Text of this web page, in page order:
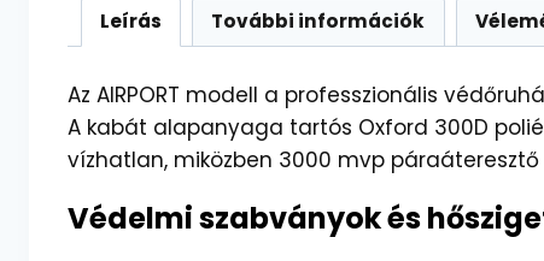
Leírás További információk
Az AIRPORT modell a professzionális
A kabát alapanyaga tartós Oxford 300D
vízhatlan, miközben 3000 mvp
Védelmi szabványok és